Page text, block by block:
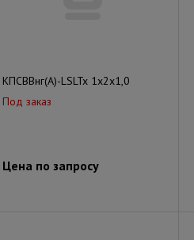
КПСВВнг(А)-LSLTx 1х2х1,0
Под заказ
Цена по запросу